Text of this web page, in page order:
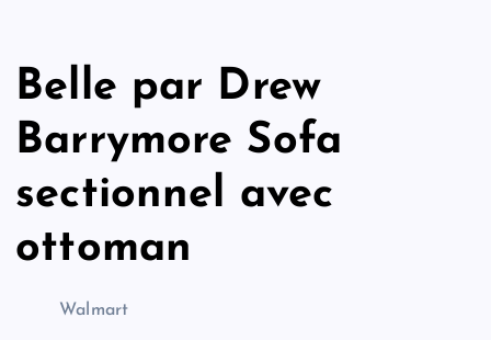
Belle par Drew
Barrymore Sofa
sectionnel avec
ottoman
Walmart